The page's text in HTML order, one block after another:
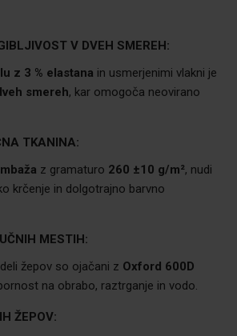
V DVEH SMEREH:
z 3 % elastana in usmerjenimi vlakni je
smereh, kar omogoča neovirano
TKANINA:
z gramaturo 260 ±10 g/m², nudi
krčenje in dolgotrajno barvno
MESTIH:
žepov so ojačani z Oxford 600D
na obrabo, raztrganje in vodo.
ŽEPOV: